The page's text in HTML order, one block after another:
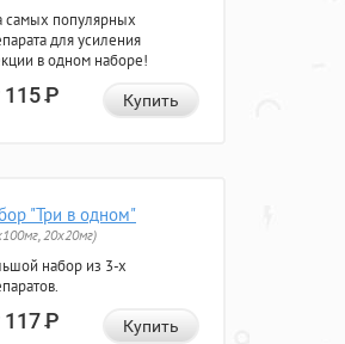
самых популярных
для усиления
в одном наборе!
115Р Купить
"Три в одном"
20x20мг)
набор из 3-х
117Р Купить